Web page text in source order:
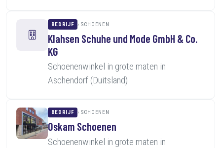
BEDRIJF SCHOENEN
Klahsen Schuhe und Mode GmbH & Co.
KG
Schoenenwinkel in grote maten in
Aschendorf (Duitsland)
BEDRIJF SCHOENEN
Oskam Schoenen
Schoenenwinkel in grote maten in